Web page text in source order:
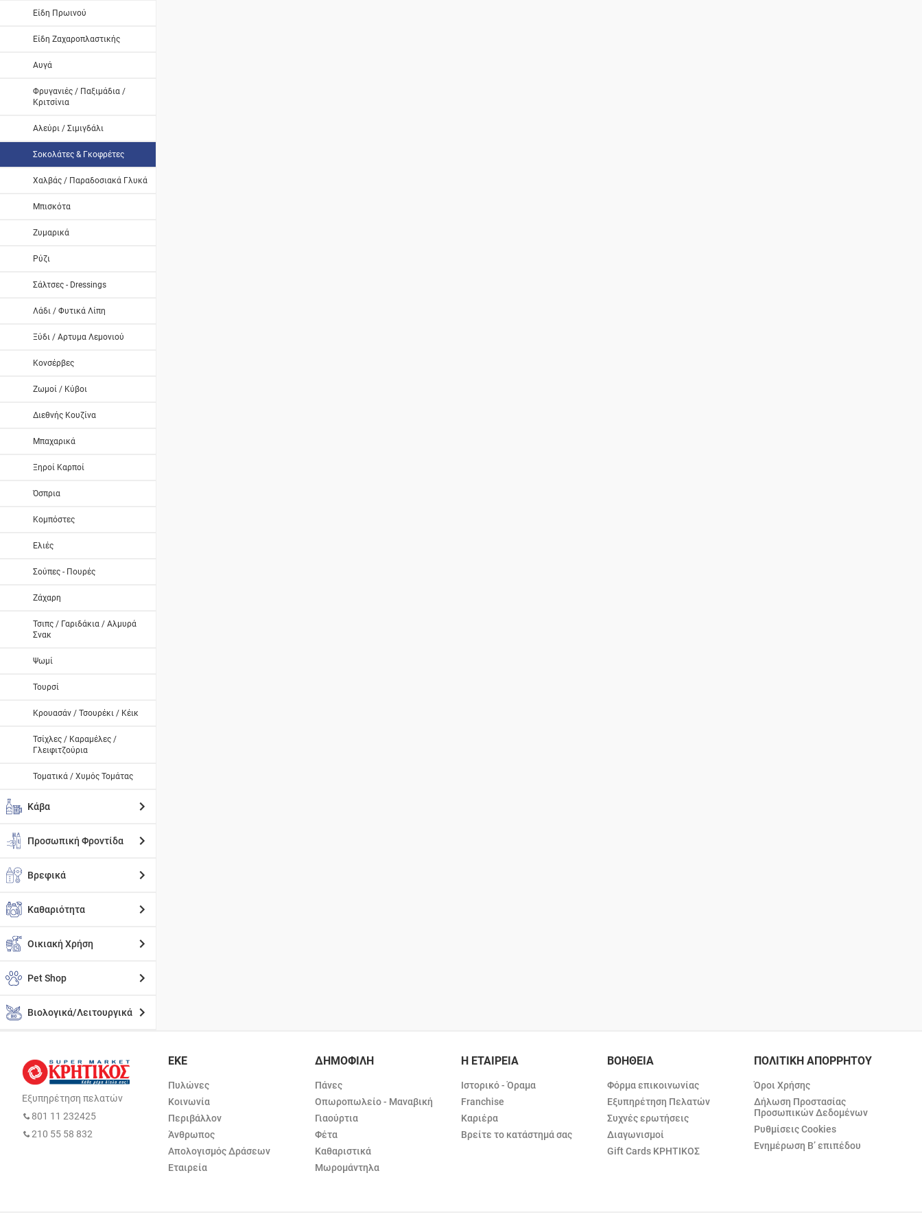
Είδη Πρωινού
Είδη Ζαχαροπλαστικής
Αυγά
Φρυγανιές / Παξιμάδια /
Κριτσίνια
Αλεύρι / Σιμιγδάλι
Σοκολάτες & Γκοφρέτες
Χαλβάς / Παραδοσιακά Γλυκά
Μπισκότα
Ζυμαρικά
Ρύζι
Σάλτσες - Dressings
Λάδι / Φυτικά Λίπη
Ξύδι / Αρτυμα Λεμονιού
Κονσέρβες
Ζωμοί / Κύβοι
Διεθνής Κουζίνα
Μπαχαρικά
Ξηροί Καρποί
Όσπρια
Κομπόστες
Ελιές
Σούπες - Πουρές
Ζάχαρη
Τσιπς / Γαριδάκια / Αλμυρά
Σνακ
Ψωμί
Τουρσί
Κρουασάν / Τσουρέκι / Κέικ
Τσίχλες / Καραμέλες /
Γλειφιτζούρια
Τοματικά / Χυμός Τομάτας
Κάβα
Προσωπική Φροντίδα
Βρεφικά
Καθαριότητα
Οικιακή Χρήση
Pet Shop
Βιολογικά/Λειτουργικά
Εξυπηρέτηση πελατών
801 11 232425
210 55 58 832
ΕΚΕ
Πυλώνες
Κοινωνία
Περιβάλλον
Άνθρωπος
Απολογισμός Δράσεων
Εταιρεία
ΔΗΜΟΦΙΛΗ
Πάνες
Οπωροπωλείο - Μαναβική
Γιαούρτια
Φέτα
Καθαριστικά
Μωρομάντηλα
Η ΕΤΑΙΡΕΙΑ
Ιστορικό - Όραμα
Franchise
Καριέρα
Βρείτε το κατάστημά σας
ΒΟΗΘΕΙΑ
Φόρμα επικοινωνίας
Εξυπηρέτηση Πελατών
Συχνές ερωτήσεις
Διαγωνισμοί
Gift Cards ΚΡΗΤΙΚΟΣ
ΠΟΛΙΤΙΚΗ ΑΠΟΡΡΗΤΟΥ
Όροι Χρήσης
Δήλωση Προστασίας
Προσωπικών Δεδομένων
Ρυθμίσεις Cookies
Ενημέρωση Β’ επιπέδου